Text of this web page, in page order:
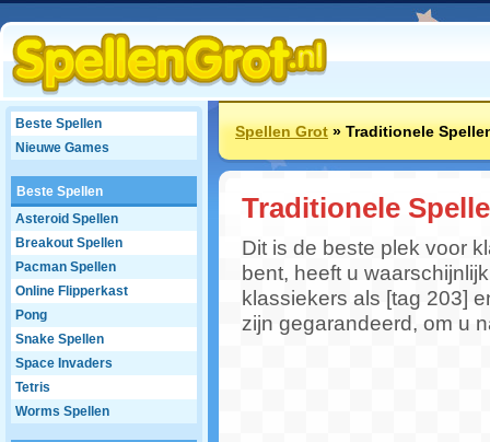
Beste Spellen
Nieuwe Games
Beste Spellen
Asteroid Spellen
Breakout Spellen
Pacman Spellen
Online Flipperkast
Pong
Snake Spellen
Space Invaders
Tetris
Worms Spellen
Spellen Grot»Traditionele
Traditionele
Dit is de beste plek voor
bent, heeft u
klassiekers als [tag 203]
zijn gegarandeerd, om u